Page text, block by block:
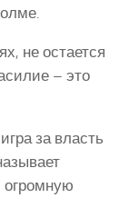
не остается
– это
за власть